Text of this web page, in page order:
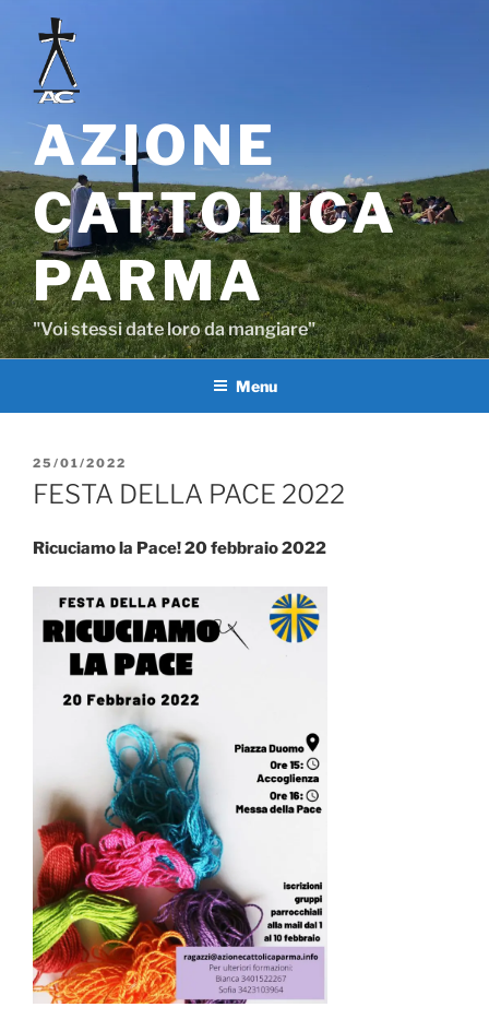
contenuto
AZIONE
CATTOLICA
PARMA
"Voi stessi date loro da mangiare"
Menu
PUBBLICATO
IL
25/01/2022
FESTA DELLA PACE 2022
Ricuciamo la Pace! 20 febbraio 2022